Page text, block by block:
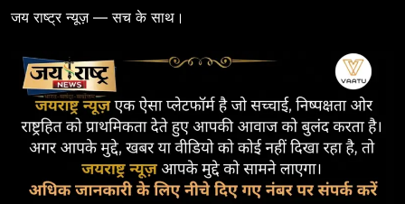
जय राष्ट्र न्यूज़ — सच के साथ।